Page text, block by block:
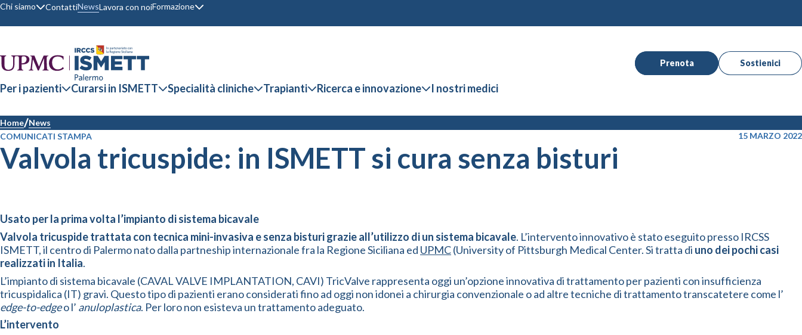
Chi siamo ContattiNewsLavora con noiFormazione
Prenota Sostienici
Per i pazienti Curarsi in ISMETT Specialità cliniche Trapianti Ricerca e innovazione I nostri medici
Home News
COMUNICATI STAMPA
15 MARZO 2022
Valvola tricuspide: in ISMETT si cura senza bisturi
Usato per la prima volta l’impianto di sistema bicavale
Valvola tricuspide trattata con tecnica mini-invasiva e senza bisturi grazie all’utilizzo di un sistema bicavale. L’intervento innovativo è stato eseguito presso IRCSS
ISMETT, il centro di Palermo nato dalla partneship internazionale fra la Regione Siciliana ed UPMC(University of Pittsburgh Medical Center. Si tratta di uno dei pochi casi
realizzati in Italia.
L’impianto di sistema bicavale (CAVAL VALVE IMPLANTATION, CAVI) TricValve rappresenta oggi un’opzione innovativa di trattamento per pazienti con insufficienza
tricuspidalica (IT) gravi. Questo tipo di pazienti erano considerati fino ad oggi non idonei a chirurgia convenzionale o ad altre tecniche di trattamento transcatetere come l’
edge-to-edgeo l’ anuloplastica. Per loro non esisteva un trattamento adeguato.
L’intervento